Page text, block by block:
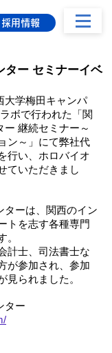
採用情報
ター セミナーイベ
大学梅田キャンパ
ボで行われた「関
継続セミナー～
ン～」にて弊社代
行い、ホロバイオ
ていただきまし
ターは、関西のイン
トを志す各種専門
。
計士、司法書士な
が参加され、参加
見られました。
ター